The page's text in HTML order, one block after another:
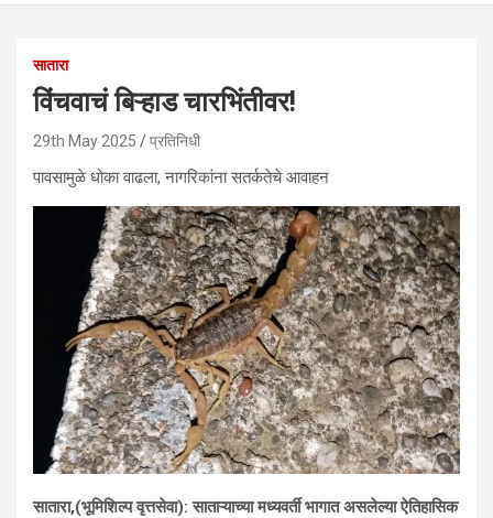
सातारा
विंचवाचं बिऱ्हाड चारभिंतीवर!
29th May 2025 प्रतिनिधी
पावसामुळे धोका वाढला, नागरिकांना सतर्कतेचे आवाहन
सातारा,(भूमिशिल्प वृत्तसेवा): साताऱ्याच्या मध्यवर्ती भागात असलेल्या ऐतिहासिक